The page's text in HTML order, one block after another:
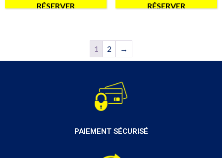
RÉSERVER RÉSERVER
1 2 →
PAIEMENT SÉCURISÉ